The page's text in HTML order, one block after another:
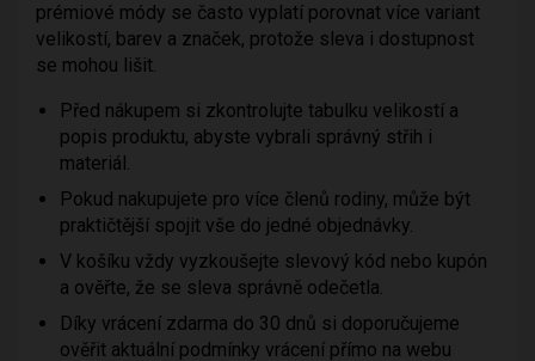
prémiové módy se často vyplatí porovnat více variant
velikostí, barev a značek, protože sleva i dostupnost
se mohou lišit.
Před nákupem si zkontrolujte tabulku velikostí a
popis produktu, abyste vybrali správný střih i
materiál.
Pokud nakupujete pro více členů rodiny, může být
praktičtější spojit vše do jedné objednávky.
V košíku vždy vyzkoušejte slevový kód nebo kupón
a ověřte, že se sleva správně odečetla.
Díky vrácení zdarma do 30 dnů si doporučujeme
ověřit aktuální podmínky vrácení přímo na webu